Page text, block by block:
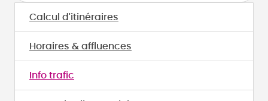
Calcul d'itinéraires
Horaires & affluences
Info trafic